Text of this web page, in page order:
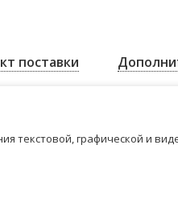
поставки
текстовой, графической и